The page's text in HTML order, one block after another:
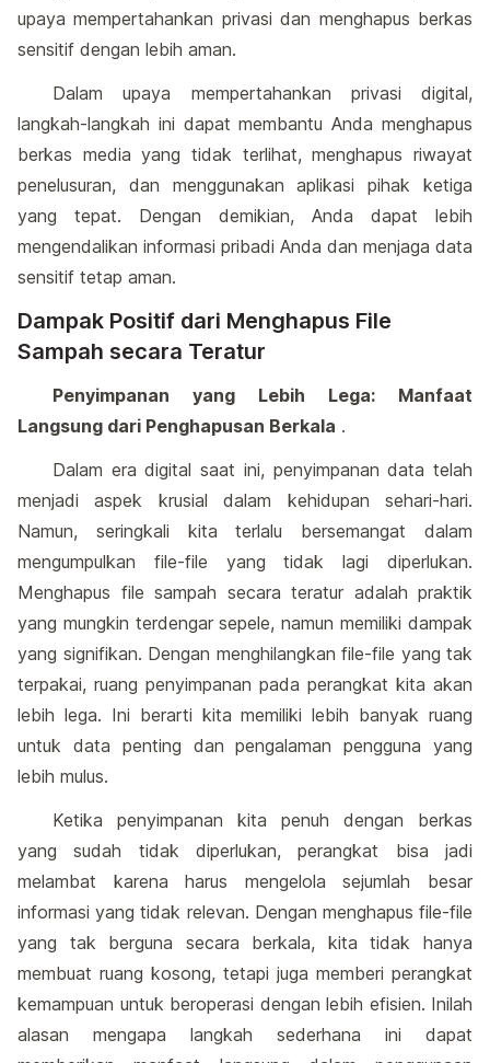
upaya mempertahankan privasi dan menghapus berkas
sensitif dengan lebih aman.
Dalam upaya mempertahankan privasi digital,
langkah-langkah ini dapat membantu Anda menghapus
berkas media yang tidak terlihat, menghapus riwayat
penelusuran, dan menggunakan aplikasi pihak ketiga
yang tepat. Dengan demikian, Anda dapat lebih
mengendalikan informasi pribadi Anda dan menjaga data
sensitif tetap aman.
Dampak Positif dari Menghapus File
Sampah secara Teratur
Penyimpanan yang Lebih Lega: Manfaat
Langsung dari Penghapusan Berkala .
Dalam era digital saat ini, penyimpanan data telah
menjadi aspek krusial dalam kehidupan sehari-hari.
Namun, seringkali kita terlalu bersemangat dalam
mengumpulkan file-file yang tidak lagi diperlukan.
Menghapus file sampah secara teratur adalah praktik
yang mungkin terdengar sepele, namun memiliki dampak
yang signifikan. Dengan menghilangkan file-file yang tak
terpakai, ruang penyimpanan pada perangkat kita akan
lebih lega. Ini berarti kita memiliki lebih banyak ruang
untuk data penting dan pengalaman pengguna yang
lebih mulus.
Ketika penyimpanan kita penuh dengan berkas
yang sudah tidak diperlukan, perangkat bisa jadi
melambat karena harus mengelola sejumlah besar
informasi yang tidak relevan. Dengan menghapus file-file
yang tak berguna secara berkala, kita tidak hanya
membuat ruang kosong, tetapi juga memberi perangkat
kemampuan untuk beroperasi dengan lebih efisien. Inilah
alasan mengapa langkah sederhana ini dapat